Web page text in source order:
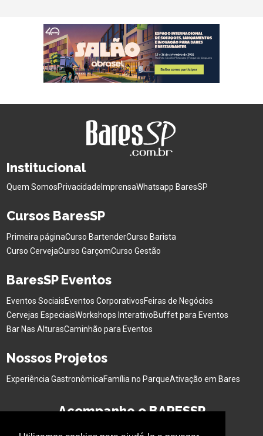
Institucional
Quem SomosPrivacidade ImprensaWhatsapp BaresSP
Cursos BaresSP
Primeira páginaCurso BartenderCurso Barista
Curso CervejaCurso GarçomCurso Gestão
BaresSP Eventos
Eventos SociaisEventos CorporativosFeiras de Negócios
Cervejas EspeciaisWorkshops InterativoBuffet para Eventos
Bar Nas AlturasCaminhão para Eventos
Nossos Projetos
Experiência GastronômicaFamília no ParqueAtivação em Bares
Acompanhe o BARESSP